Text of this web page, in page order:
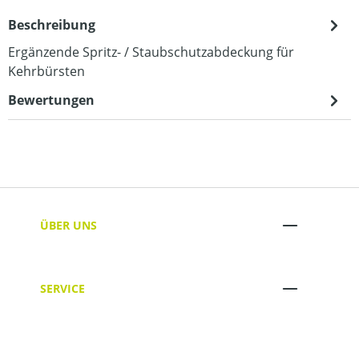
Beschreibung
Ergänzende Spritz- / Staubschutzabdeckung für
Kehrbürsten
Bewertungen
ÜBER UNS
SERVICE